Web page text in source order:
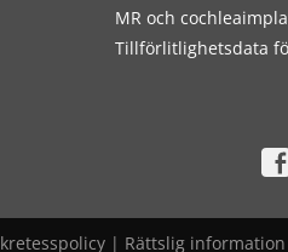
MR och
Tillförlitlighetsdata
| Rättslig information